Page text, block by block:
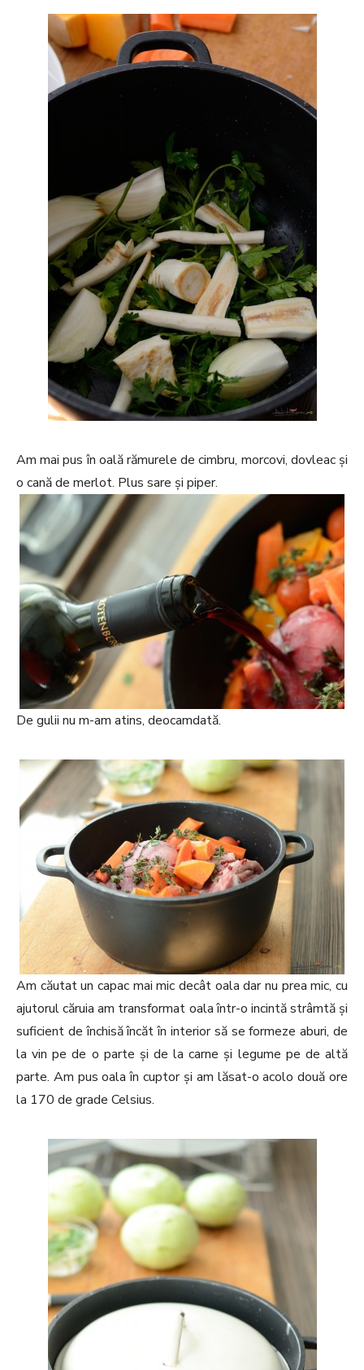
Am mai pus în oală rămurele de cimbru, morcovi, dovleac și
o cană de merlot. Plus sare și piper.
De gulii nu m-am atins, deocamdată.
Am căutat un capac mai mic decât oala dar nu prea mic, cu
ajutorul căruia am transformat oala într-o incintă strâmtă și
suficient de închisă încăt în interior să se formeze aburi, de
la vin pe de o parte și de la carne și legume pe de altă
parte. Am pus oala în cuptor și am lăsat-o acolo două ore
la 170 de grade Celsius.